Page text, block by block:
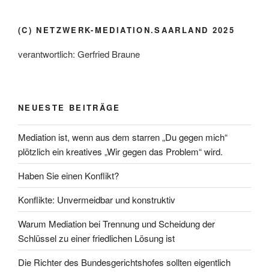
(C) NETZWERK-MEDIATION.SAARLAND 2025
verantwortlich: Gerfried Braune
NEUESTE BEITRÄGE
Mediation ist, wenn aus dem starren „Du gegen mich“
plötzlich ein kreatives „Wir gegen das Problem“ wird.
Haben Sie einen Konflikt?
Konflikte: Unvermeidbar und konstruktiv
Warum Mediation bei Trennung und Scheidung der
Schlüssel zu einer friedlichen Lösung ist
Die Richter des Bundesgerichtshofes sollten eigentlich